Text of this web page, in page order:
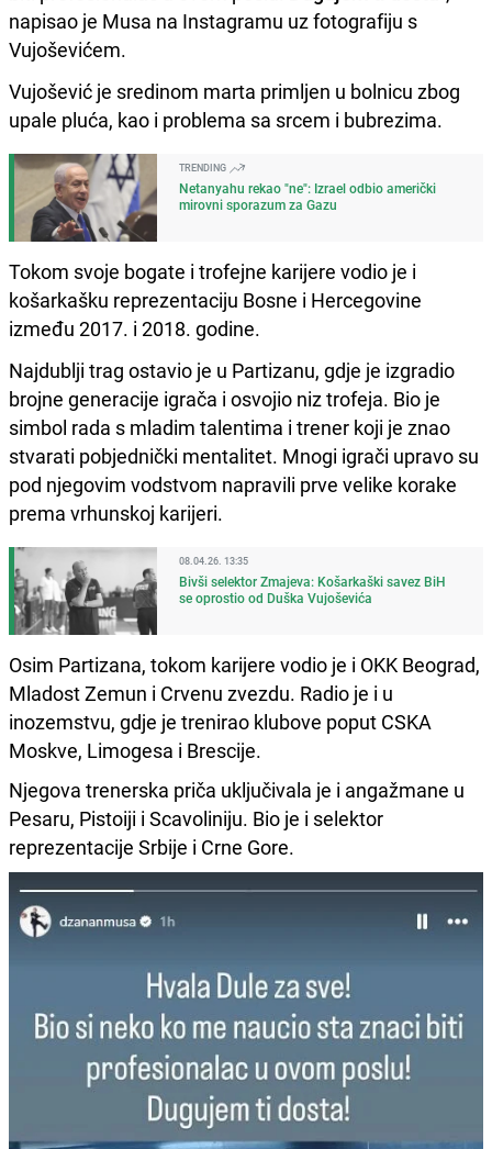
napisao je Musa na Instagramu uz fotografiju s
Vujoševićem.
Vujošević je sredinom marta primljen u bolnicu zbog
upale pluća, kao i problema sa srcem i bubrezima.
TRENDING
Netanyahu rekao "ne": Izrael odbio američki
mirovni sporazum za Gazu
Tokom svoje bogate i trofejne karijere vodio je i
košarkašku reprezentaciju Bosne i Hercegovine
između 2017. i 2018. godine.
Najdublji trag ostavio je u Partizanu, gdje je izgradio
brojne generacije igrača i osvojio niz trofeja. Bio je
simbol rada s mladim talentima i trener koji je znao
stvarati pobjednički mentalitet. Mnogi igrači upravo su
pod njegovim vodstvom napravili prve velike korake
prema vrhunskoj karijeri.
08.04.26. 13:35
Bivši selektor Zmajeva: Košarkaški savez BiH
se oprostio od Duška Vujoševića
Osim Partizana, tokom karijere vodio je i OKK Beograd,
Mladost Zemun i Crvenu zvezdu. Radio je i u
inozemstvu, gdje je trenirao klubove poput CSKA
Moskve, Limogesa i Brescije.
Njegova trenerska priča uključivala je i angažmane u
Pesaru, Pistoiji i Scavoliniju. Bio je i selektor
reprezentacije Srbije i Crne Gore.